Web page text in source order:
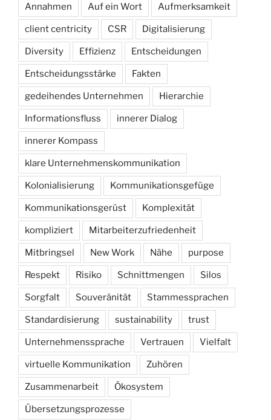
Annahmen Auf ein Wort Aufmerksamkeit
client centricity CSR Digitalisierung
Diversity Effizienz Entscheidungen
Entscheidungsstärke Fakten
gedeihendes Unternehmen Hierarchie
Informationsfluss innerer Dialog
innerer Kompass
klare Unternehmenskommunikation
Kolonialisierung Kommunikationsgefüge
Kommunikationsgerüst Komplexität
kompliziert Mitarbeiterzufriedenheit
Mitbringsel New Work Nähe purpose
Respekt Risiko Schnittmengen Silos
Sorgfalt Souveränität Stammessprachen
Standardisierung sustainability trust
Unternehmenssprache Vertrauen Vielfalt
virtuelle Kommunikation Zuhören
Zusammenarbeit Ökosystem
Übersetzungsprozesse